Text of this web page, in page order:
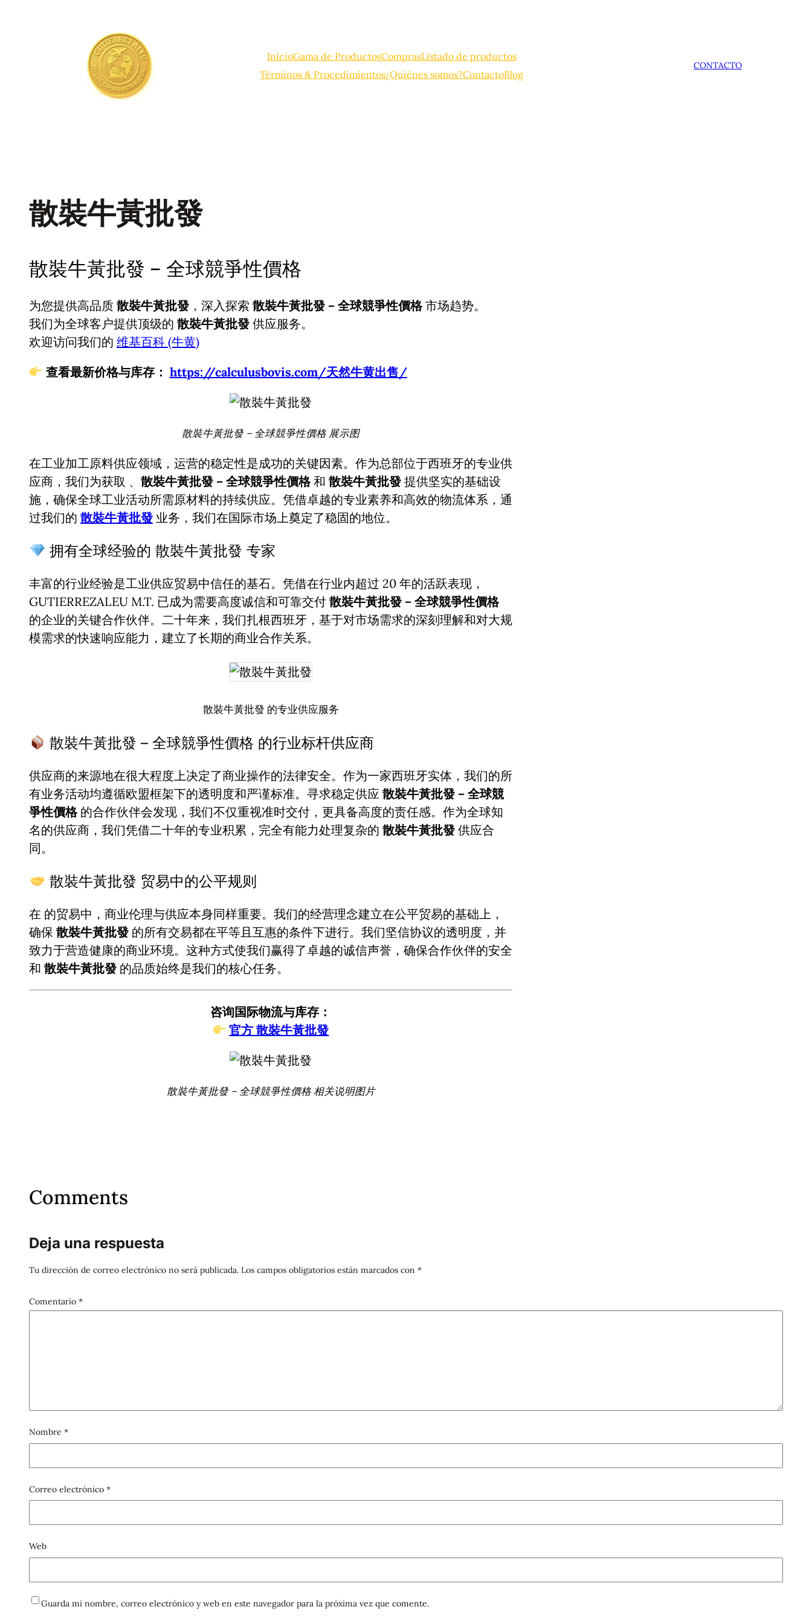
InicioGama de ProductosComprasListado de productos
Términos & Procedimientos¿Quiénes somos?ContactoBlog
CONTACTO
散裝牛黃批發
散裝牛黃批發 – 全球競爭性價格
为您提供高品质 散裝牛黃批發 ，深入探索 散裝牛黃批發 – 全球競爭性價格市场趋势。
我们为全球客户提供顶级的 散裝牛黃批發 供应服务。
欢迎访问我们的 维基百科 (牛黄)
查看最新价格与库存： https://calculusbovis.com/天然牛黄出售/
散裝牛黃批發 – 全球競爭性價格 展示图
在工业加工原料供应领域，运营的稳定性是成功的关键因素。作为总部位于西班牙的专业供
应商，我们为获取 、 散裝牛黃批發 – 全球競爭性價格和 散裝牛黃批發 提供坚实的基础设
施，确保全球工业活动所需原材料的持续供应。凭借卓越的专业素养和高效的物流体系，通
过我们的 散裝牛黃批發 业务，我们在国际市场上奠定了稳固的地位。
拥有全球经验的 散裝牛黃批發 专家
丰富的行业经验是工业供应贸易中信任的基石。凭借在行业内超过 20 年的活跃表现，
GUTIERREZALEU M.T. 已成为需要高度诚信和可靠交付 散裝牛黃批發 – 全球競爭性價格
的企业的关键合作伙伴。二十年来，我们扎根西班牙，基于对市场需求的深刻理解和对大规
模需求的快速响应能力，建立了长期的商业合作关系。
散裝牛黃批發 的专业供应服务
散裝牛黃批發 – 全球競爭性價格 的行业标杆供应商
供应商的来源地在很大程度上决定了商业操作的法律安全。作为一家西班牙实体，我们的所
有业务活动均遵循欧盟框架下的透明度和严谨标准。寻求稳定供应 散裝牛黃批發 – 全球競
爭性價格的合作伙伴会发现，我们不仅重视准时交付，更具备高度的责任感。作为全球知
名的供应商，我们凭借二十年的专业积累，完全有能力处理复杂的 散裝牛黃批發 供应合
同。
散裝牛黃批發 贸易中的公平规则
在 的贸易中，商业伦理与供应本身同样重要。我们的经营理念建立在公平贸易的基础上，
确保 散裝牛黃批發 的所有交易都在平等且互惠的条件下进行。我们坚信协议的透明度，并
致力于营造健康的商业环境。这种方式使我们赢得了卓越的诚信声誉，确保合作伙伴的安全
和 散裝牛黃批發 的品质始终是我们的核心任务。
咨询国际物流与库存：
官方 散裝牛黃批發
散裝牛黃批發 – 全球競爭性價格 相关说明图片
Comments
Deja una respuesta
Tu dirección de correo electrónico no será publicada. Los campos obligatorios están marcados con *
Comentario *
Nombre *
Correo electrónico *
Web
Guarda mi nombre, correo electrónico y web en este navegador para la próxima vez que comente.